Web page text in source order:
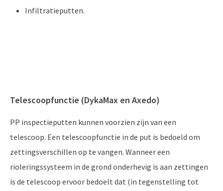
Infiltratieputten.
Telescoopfunctie (DykaMax en Axedo)
PP inspectieputten kunnen voorzien zijn van een
telescoop. Een telescoopfunctie in de put is bedoeld om
zettingsverschillen op te vangen. Wanneer een
rioleringssysteem in de grond onderhevig is aan zettingen
is de telescoop ervoor bedoelt dat (in tegenstelling tot